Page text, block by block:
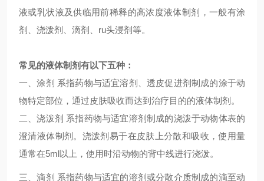
液或乳状液及供临用前稀释的高浓度液体制剂，一般有涂
剂、浇泼剂、滴剂、 ru头浸剂等。
常见的液体制剂有以下五种：
一、涂剂 系指药物与适宜溶剂、透皮促进剂制成的涂于动
物特定部位，通过皮肤吸收而达到治疗目的的液体制剂。
二、浇泼剂 系指药物与适宜溶剂制成的浇泼于动物体表的
澄清液体制剂。浇泼剂易于在皮肤上分散和吸收，使用量
通常在5ml以上，使用时沿动物的背中线进行浇泼。
三、滴剂 系指药物与适宜的溶剂或分散介质制成的滴至动